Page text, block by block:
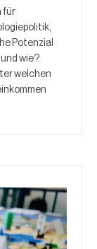
für
Potenzial
wie?
welchen